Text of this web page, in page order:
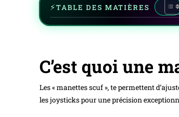
TABLE DES MATIÈRES
C’est quoi une
Les « manettes scuf », te permettent
les joysticks pour une précision